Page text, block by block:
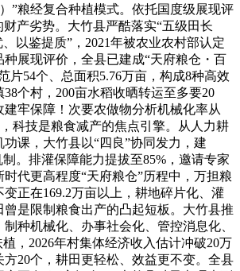
”粮经复合种植模式。依托国度级展现评
产劣势。大竹县严酷落实“五级田长
以鉴提质”，2021年被农业农村部认定
种展现评价，全县已建成“天府粮仓・百
片54个、总面积5.76万亩，构成8种高效
个村，200亩水稻收晒转运至多要20
牢保障！次要农做物分析机械化率从
科技是粮食减产的焦点引擎。从人力耕
课，大竹县以“四良”协同发力，建
。排灌保障能力提拔至85%，邀请专家
代更高程度“天府粮仓”历程中，万担粮
正在169.2万亩以上，耕地碎片化、灌
是限制粮食出产的凸起短板。大竹县推
种机械化、办事社会化、管控消息化、
，2026年村集体经济收入估计冲破20万
方20个，耕田更轻松、效益更不变。全县